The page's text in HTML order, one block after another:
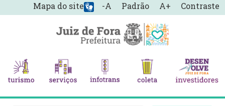
-A Padrão A+ Contraste
Mapa do site